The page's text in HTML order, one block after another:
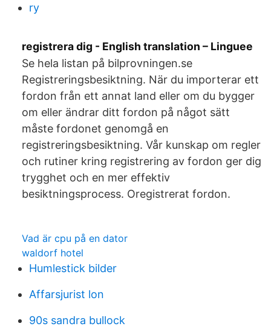
ry
registrera dig - English translation – Linguee
Se hela listan på bilprovningen.se
Registreringsbesiktning. När du importerar ett
fordon från ett annat land eller om du bygger
om eller ändrar ditt fordon på något sätt
måste fordonet genomgå en
registreringsbesiktning. Vår kunskap om regler
och rutiner kring registrering av fordon ger dig
trygghet och en mer effektiv
besiktningsprocess. ­­Oregistrerat fordon.
Vad är cpu på en dator
waldorf hotel
Humlestick bilder
Affarsjurist lon
90s sandra bullock